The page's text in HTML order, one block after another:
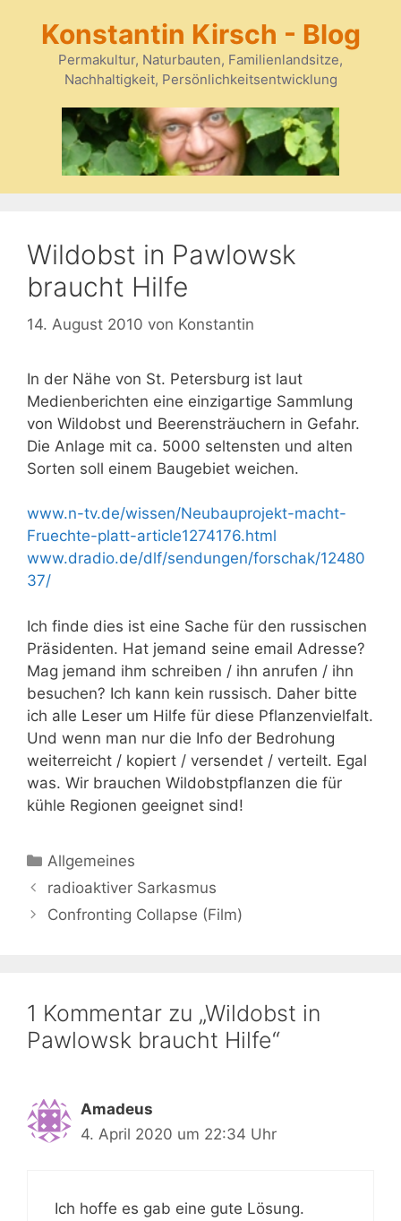
springen
Konstantin Kirsch - Blog
Permakultur, Naturbauten, Familienlandsitze,
Nachhaltigkeit, Persönlichkeitsentwicklung
Wildobst in Pawlowsk
braucht Hilfe
14. August 2010 von Konstantin
In der Nähe von St. Petersburg ist laut
Medienberichten eine einzigartige Sammlung
von Wildobst und Beerensträuchern in Gefahr.
Die Anlage mit ca. 5000 seltensten und alten
Sorten soll einem Baugebiet weichen.
www.n-tv.de/wissen/Neubauprojekt-macht-
Fruechte-platt-article1274176.html
www.dradio.de/dlf/sendungen/forschak/12480
37/
Ich finde dies ist eine Sache für den russischen
Präsidenten. Hat jemand seine email Adresse?
Mag jemand ihm schreiben / ihn anrufen / ihn
besuchen? Ich kann kein russisch. Daher bitte
ich alle Leser um Hilfe für diese Pflanzenvielfalt.
Und wenn man nur die Info der Bedrohung
weiterreicht / kopiert / versendet / verteilt. Egal
was. Wir brauchen Wildobstpflanzen die für
kühle Regionen geeignet sind!
Kategorien
Allgemeines
radioaktiver Sarkasmus
Confronting Collapse (Film)
1 Kommentar zu „Wildobst in
Pawlowsk braucht Hilfe“
Amadeus
4. April 2020 um 22:34 Uhr
Ich hoffe es gab eine gute Lösung.